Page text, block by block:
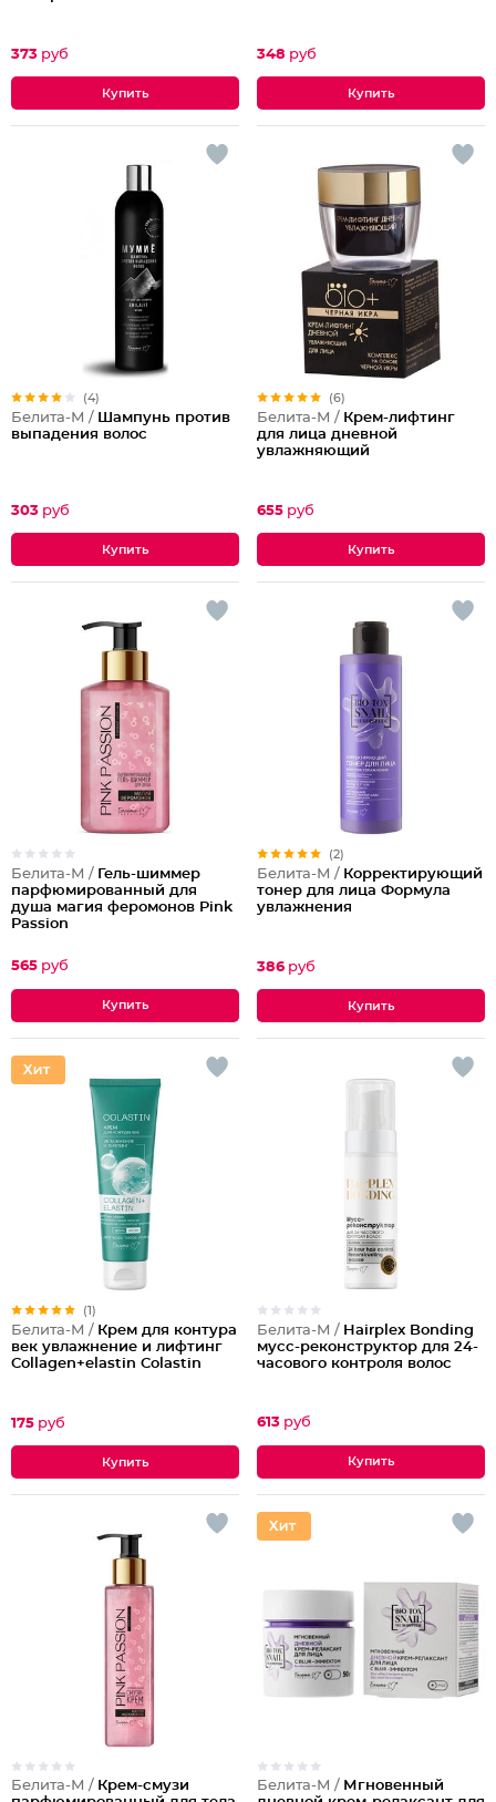
373 руб 348 руб
(4)
Белита-М / Шампунь против
выпадения волос
303 руб
(6)
Белита-М / Крем-лифтинг
для лица дневной
увлажняющий
655 руб
Белита-М / Гель-шиммер
парфюмированный для
душа магия феромонов Pink
Passion
565 руб
(2)
Белита-М / Корректирующий
тонер для лица Формула
увлажнения
386 руб
(1)
Белита-М / Крем для контура
век увлажнение и лифтинг
Collagen+elastin Colastin
175 руб
Белита-М / Hairplex Bonding
мусс-реконструктор для 24-
часового контроля волос
613 руб
Белита-М / Крем-смузи
Белита-М / Мгновенный